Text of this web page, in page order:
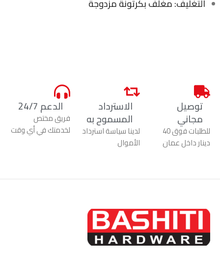
التغليف: مغلف بكرتونة مزدوجة
توصيل
مجاني
للطلبات فوق 40
دينار داخل عمان
الاسترداد
المسموح به
لدينا سياسة استرداد
الأموال
الدعم 24/7
فريق مختص
لخدمتك في أي وقت